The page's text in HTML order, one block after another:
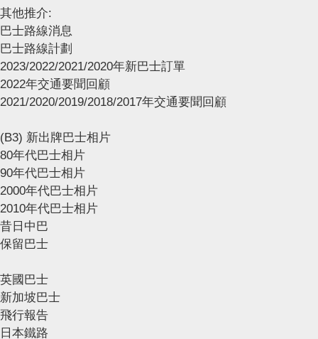
其他推介:
巴士路線消息
巴士路線計劃
2023/2022/2021/2020年新巴士訂單
2022年交通要聞回顧
2021/2020/2019/2018/2017年交通要聞回顧
(B3) 新出牌巴士相片
80年代巴士相片
90年代巴士相片
2000年代巴士相片
2010年代巴士相片
昔日中巴
保留巴士
英國巴士
新加坡巴士
飛行報告
日本鐵路